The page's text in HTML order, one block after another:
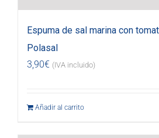
Espuma de sal marina con
Polasal
3,90€ (IVA incluido)
Añadir al carrito